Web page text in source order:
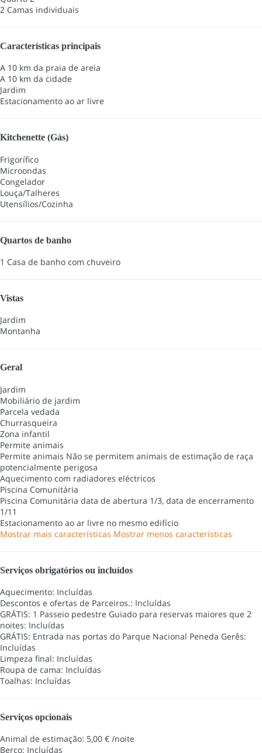
2 Camas individuais
Características principais
A 10 km da praia de areia
A 10 km da cidade
Jardim
Estacionamento ao ar livre
Kitchenette (Gás)
Frigorífico
Microondas
Congelador
Louça/Talheres
Utensílios/Cozinha
Quartos de banho
1 Casa de banho com chuveiro
Vistas
Jardim
Montanha
Geral
Jardim
Mobiliário de jardim
Parcela vedada
Churrasqueira
Zona infantil
Permite animais
Permite animais Não se permitem animais de estimação de raça
potencialmente perigosa
Aquecimento com radiadores eléctricos
Piscina Comunitária
Piscina Comunitária data de abertura 1/3, data de encerramento
1/11
Estacionamento ao ar livre no mesmo edifício
Mostrar mais características Mostrar menos características
Serviços obrigatórios ou incluídos
Aquecimento: Incluídas
Descontos e ofertas de Parceiros.: Incluídas
GRÁTIS: 1 Passeio pedestre Guiado para reservas maiores que 2
noites: Incluídas
GRÁTIS: Entrada nas portas do Parque Nacional Peneda Gerês:
Incluídas
Limpeza final: Incluídas
Roupa de cama: Incluídas
Toalhas: Incluídas
Serviços opcionais
Animal de estimação: 5,00 € /noite
Berço: Incluídas